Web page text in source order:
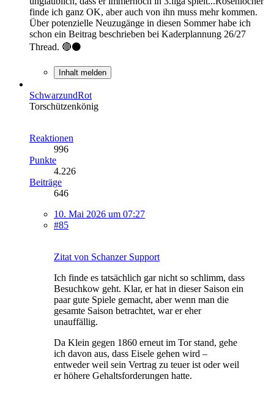
finde ich ganz OK, aber auch von ihn muss mehr kommen.
Über potenzielle Neuzugänge in diesen Sommer habe ich
schon ein Beitrag beschrieben bei Kaderplannung 26/27
Thread. 🔴⚫️
Inhalt melden
SchwarzundRot
Torschützenkönig
Reaktionen
996
Punkte
4.226
Beiträge
646
10. Mai 2026 um 07:27
#85
Zitat von Schanzer Support
Ich finde es tatsächlich gar nicht so schlimm, dass
Besuchkow geht. Klar, er hat in dieser Saison ein
paar gute Spiele gemacht, aber wenn man die
gesamte Saison betrachtet, war er eher
unauffällig.
Da Klein gegen 1860 erneut im Tor stand, gehe
ich davon aus, dass Eisele gehen wird –
entweder weil sein Vertrag zu teuer ist oder weil
er höhere Gehaltsforderungen hatte.